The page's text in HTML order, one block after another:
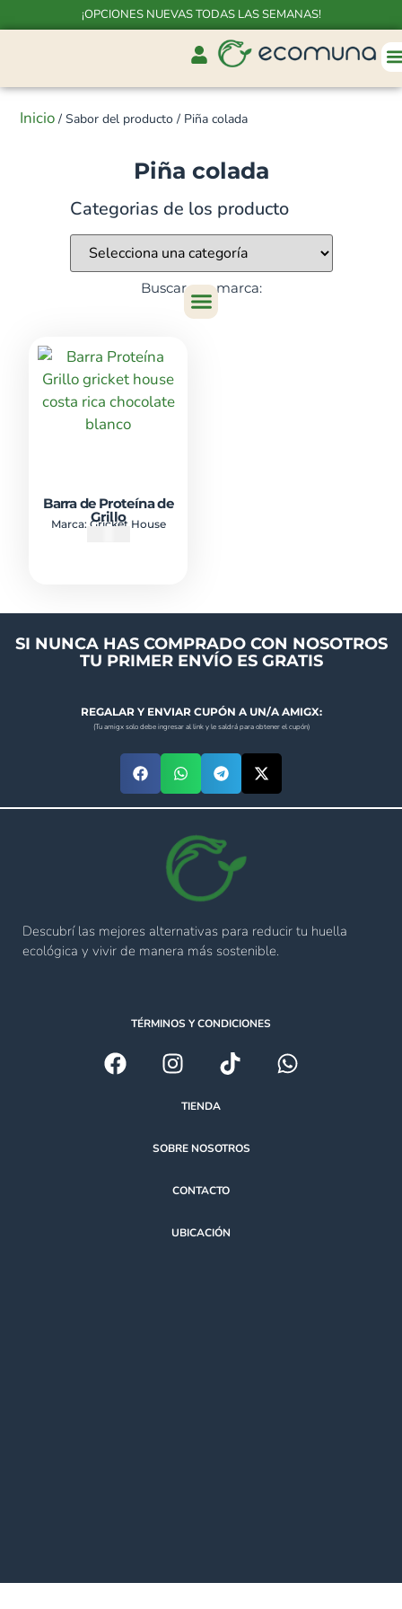
¡OPCIONES NUEVAS TODAS LAS SEMANAS!
Inicio / Sabor del producto / Piña colada
Piña colada
Categorias de los producto
Buscar por marca:
Barra de Proteína de
Grillo
Marca: Gricket House
SI NUNCA HAS COMPRADO CON NOSOTROS
TU PRIMER ENVÍO ES GRATIS
REGALAR Y ENVIAR CUPÓN A UN/A AMIGX:
(Tu amigx solo debe ingresar al link y le saldrá para obtener el cupón)
Descubrí las mejores alternativas para reducir tu huella
ecológica y vivir de manera más sostenible.
TÉRMINOS Y CONDICIONES
TIENDA
SOBRE NOSOTROS
CONTACTO
UBICACIÓN